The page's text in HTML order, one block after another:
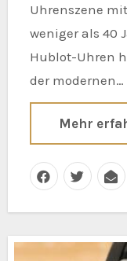
Uhrenszene
weniger als
Hublot-Uhren
der modernen…
Mehr